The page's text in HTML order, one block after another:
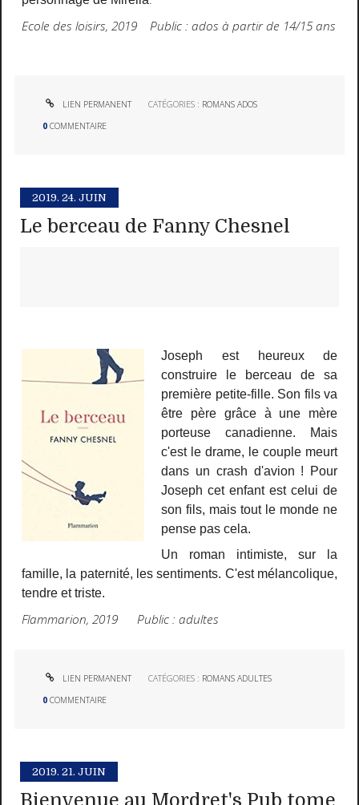
Ecole des loisirs, 2019 Public : ados à partir de 14/15 ans
LIEN PERMANENT CATÉGORIES : ROMANS ADOS
0 COMMENTAIRE
2019. 24. JUIN
Le berceau de Fanny Chesnel
Joseph est heureux de
construire le berceau de sa
première petite-fille. Son fils va
être père grâce à une mère
porteuse canadienne. Mais
c'est le drame, le couple meurt
dans un crash d'avion ! Pour
Joseph cet enfant est celui de
son fils, mais tout le monde ne
pense pas cela.
Un roman intimiste, sur la
famille, la paternité, les sentiments. C'est mélancolique,
tendre et triste.
Flammarion, 2019 Public : adultes
LIEN PERMANENT CATÉGORIES : ROMANS ADULTES
0 COMMENTAIRE
2019. 21. JUIN